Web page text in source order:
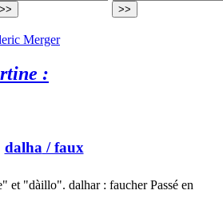
Merger
:
dalha/ faux
et "dàillo". dalhar : faucher Passé en